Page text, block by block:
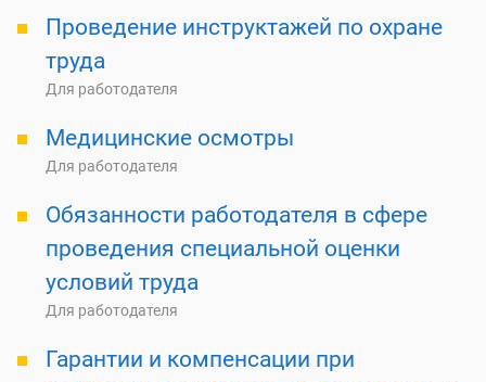
Проведение инструктажей по охране
труда
Для работодателя
Медицинские осмотры
Для работодателя
Обязанности работодателя в сфере
проведения специальной оценки
условий труда
Для работодателя
Гарантии и компенсации при